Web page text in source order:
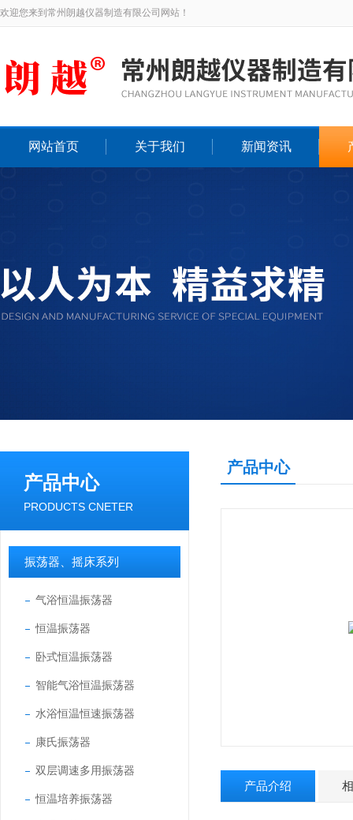
欢迎您来到常州朗越仪器制造有限公司网站！
网站首页 关于我们 新闻资讯
产品中心
PRODUCTS CNETER
振荡器、摇床系列
气浴恒温振荡器
恒温振荡器
卧式恒温振荡器
智能气浴恒温振荡器
水浴恒温恒速振荡器
康氏振荡器
双层调速多用振荡器
恒温培养振荡器
产品中心
产品介绍